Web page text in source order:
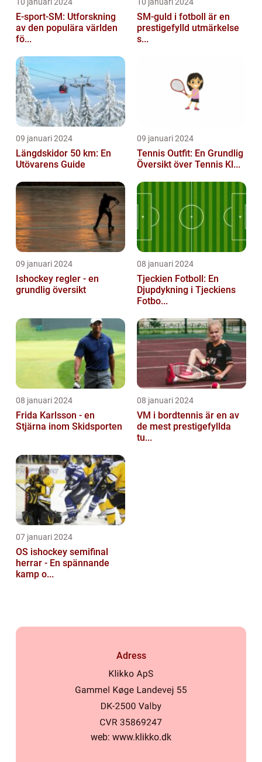
E-sport-SM: Utforskning
av den populära världen
fö...
SM-guld i fotboll är en
prestigefylld utmärkelse
s...
09 januari 2024
Längdskidor 50 km: En
Utövarens Guide
09 januari 2024
Tennis Outfit: En Grundlig
Översikt över Tennis Kl...
09 januari 2024
Ishockey regler - en
grundlig översikt
08 januari 2024
Tjeckien Fotboll: En
Djupdykning i Tjeckiens
Fotbo...
08 januari 2024
Frida Karlsson - en
Stjärna inom Skidsporten
08 januari 2024
VM i bordtennis är en av
de mest prestigefyllda
tu...
07 januari 2024
OS ishockey semifinal
herrar - En spännande
kamp o...
Adress
web: www.klikko.dk